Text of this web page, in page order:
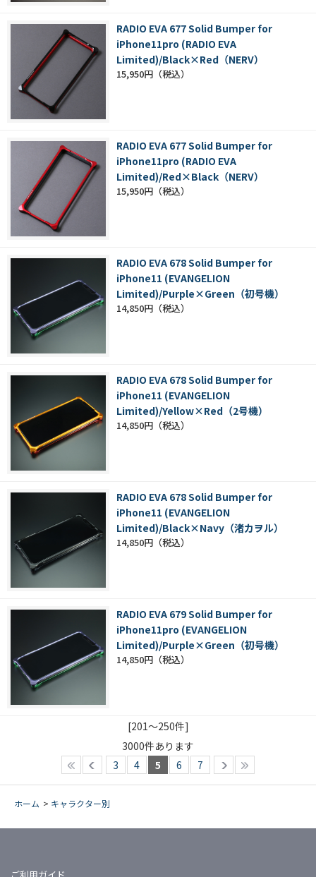
RADIO EVA 677 Solid Bumper for
iPhone11pro (RADIO EVA
Limited)/Black×Red（NERV）
15,950円
RADIO EVA 677 Solid Bumper for
iPhone11pro (RADIO EVA
Limited)/Red×Black（NERV）
15,950円
RADIO EVA 678 Solid Bumper for
iPhone11 (EVANGELION
Limited)/Purple×Green（初号機）
14,850円
RADIO EVA 678 Solid Bumper for
iPhone11 (EVANGELION
Limited)/Yellow×Red（2号機）
14,850円
RADIO EVA 678 Solid Bumper for
iPhone11 (EVANGELION
Limited)/Black×Navy（渚カヲル）
14,850円
RADIO EVA 679 Solid Bumper for
iPhone11pro (EVANGELION
Limited)/Purple×Green（初号機）
14,850円
[201～250件]
3000件あります
3
4 5 6 7
ホーム > キャラクター別